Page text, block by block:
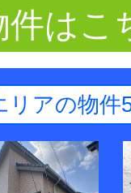
件はこ
リアの物件